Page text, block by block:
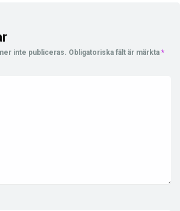
inte publiceras. Obligatoriska fält är märkta *